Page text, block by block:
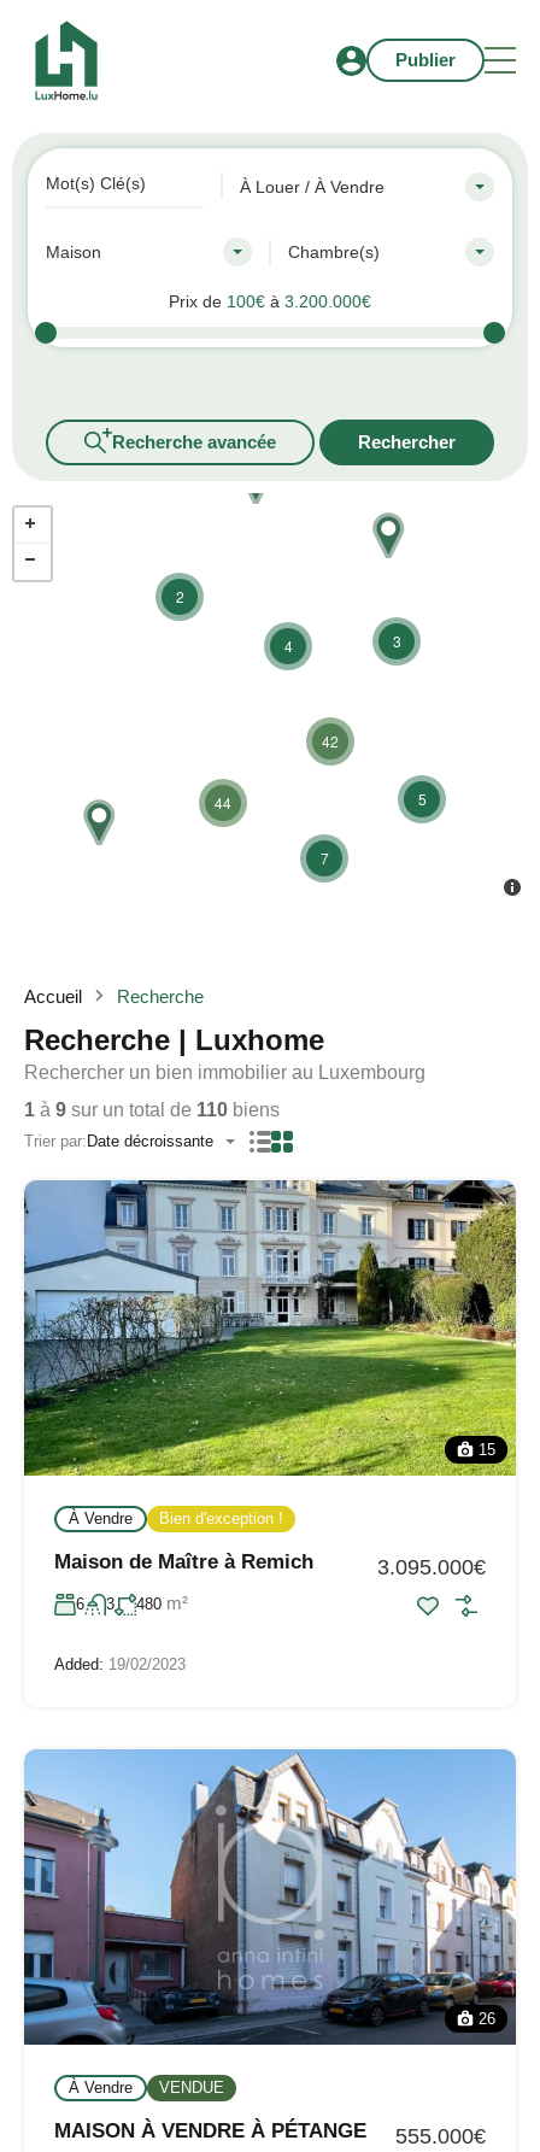
Publier
À Louer / À Vendre
Maison Chambre(s)
Prix de 100€ à 3.200.000€
Recherche avancée Rechercher
2
3
5
7
4
44
42
Accueil Recherche
Recherche | Luxhome
Rechercher un bien immobilier au Luxembourg
1 à 9 sur un total de 110 biens
Trier par: Date décroissante
15
À Vendre Bien d'exception !
Maison de Maître à Remich 3.095.000€
6 3 480 m²
Added: 19/02/2023
26
À Vendre VENDUE
MAISON À VENDRE À PÉTANGE 555.000€